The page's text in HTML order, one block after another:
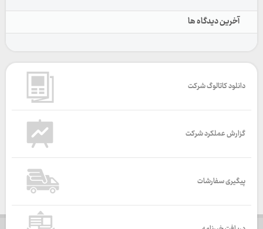
آخرین دیدگاه ها
دانلود کاتالوگ شرکت
گزارش عملکرد شرکت
پیگیری سفارشات